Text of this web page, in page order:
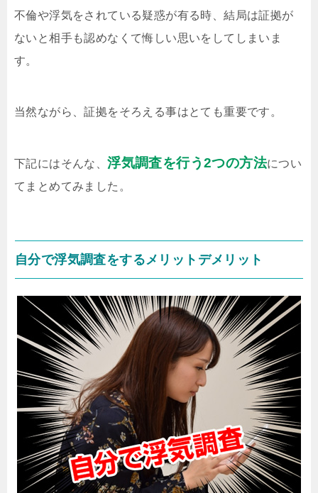
不倫や浮気をされている疑惑が有る時、結局は証拠が
ないと相手も認めなくて悔しい思いをしてしまいま
す。
当然ながら、証拠をそろえる事はとても重要です。
下記にはそんな、浮気調査を行う2つの方法につい
てまとめてみました。
自分で浮気調査をするメリットデメリット